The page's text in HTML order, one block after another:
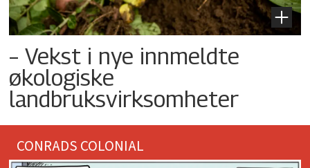
– Vekst i nye innmeldte
økologiske
landbruksvirksomheter
CONRADS COLONIAL